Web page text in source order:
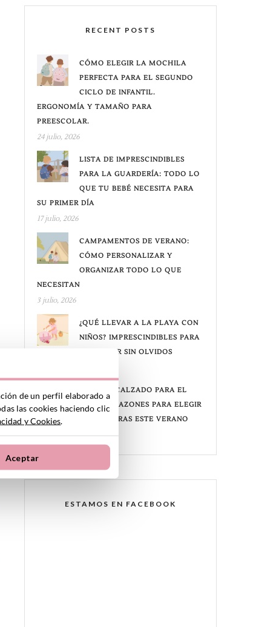
RECENT POSTS
CÓMO ELEGIR LA MOCHILA
PERFECTA PARA EL SEGUNDO
CICLO DE INFANTIL.
ERGONOMÍA Y TAMAÑO PARA
PREESCOLAR.
24 julio, 2026
LISTA DE IMPRESCINDIBLES
PARA LA GUARDERÍA: TODO LO
QUE TU BEBÉ NECESITA PARA
SU PRIMER DÍA
17 julio, 2026
CAMPAMENTOS DE VERANO:
CÓMO PERSONALIZAR Y
ORGANIZAR TODO LO QUE
NECESITAN
3 julio, 2026
¿QUÉ LLEVAR A LA PLAYA CON
NIÑOS? IMPRESCINDIBLES PARA
DISFRUTAR SIN OLVIDOS
¿BUSCAS CALZADO PARA EL
AGUA? 5 RAZONES PARA ELEGIR
CANGREJERAS ESTE VERANO
ESTAMOS EN FACEBOOK
de un perfil elaborado a
las cookies haciendo clic
y Cookies.
Aceptar